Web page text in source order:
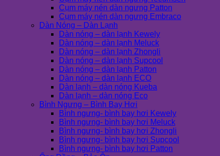
Cụm máy nén dàn ngưng Patton
Cụm máy nén dàn ngưng Embraco
Dàn Nóng – Dàn Lạnh
Dàn nóng – dàn lạnh Kewely
Dàn nóng – dàn lạnh Meluck
Dàn nóng – dàn lạnh Zhongli
Dàn nóng – dàn lạnh Supcool
Dàn nóng – dàn lạnh Patton
Dàn nóng – dàn lạnh ECO
Dàn lạnh – dàn nóng Kueba
Dàn lạnh – dàn nóng Eco
Bình Ngưng – Bình Bay Hơi
Bình ngưng- bình bay hơi Kewely
Bình ngưng- bình bay hơi Meluck
Bình ngưng- bình bay hơi Zhongli
Bình ngưng- bình bay hơi Supcool
Bình ngưng- bình bay hơi Patton